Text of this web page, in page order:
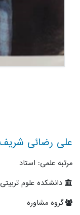
علی رضائی شریف
مرتبه علمی: استاد
دانشکده علوم
گروه مشاوره